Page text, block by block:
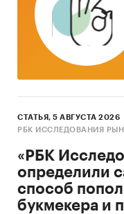
СТАТЬЯ, 5 АВГУСТА 2026
РБК ИССЛЕДОВАНИЯ
«РБК
определили
способ
букмекера и